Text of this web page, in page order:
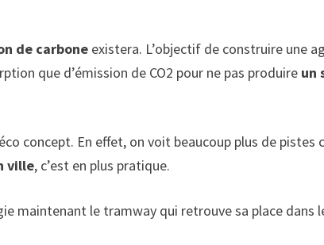
de carbone existera. L’objectif de construire une
que d’émission de CO2 pour ne pas produire un
concept. En effet, on voit beaucoup plus de
ville, c’est en plus pratique.
maintenant le tramway qui retrouve sa place dans